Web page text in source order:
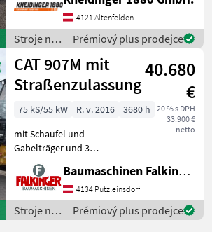
4121 Altenfelden
Stroje na
stavbu /
CAT
Prémiový plus prodejce
CAT 907M mit
Straßenzulassung
40.680
€
20 % s DPH
33.900 €
netto
75 kS/55 kW R. v. 2016
3680 h
mit Schaufel und
Gabelträger und 3
hydraulischen Steuerkreis!!
Betriebsgewicht: 5750kg
Reifen 50% Der CAT 907M
ist in einem guten
Zustand!! BAUMASCHINEN
Baumaschinen Falkinger
4134 Putzleinsdorf
Stroje na
stavbu /
Prémiový plus prodejce